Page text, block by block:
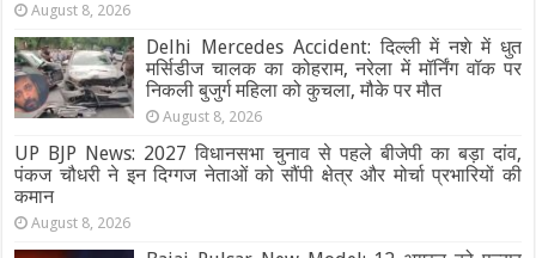
August 8, 2026
Delhi Mercedes Accident: दिल्ली में नशे में धुत
मर्सिडीज चालक का कोहराम, नरेला में मॉर्निंग वॉक पर
निकली बुजुर्ग महिला को कुचला, मौके पर मौत
August 8, 2026
UP BJP News: 2027 विधानसभा चुनाव से पहले बीजेपी का बड़ा दांव,
पंकज चौधरी ने इन दिग्गज नेताओं को सौंपी क्षेत्र और मोर्चा प्रभारियों की
कमान
August 8, 2026